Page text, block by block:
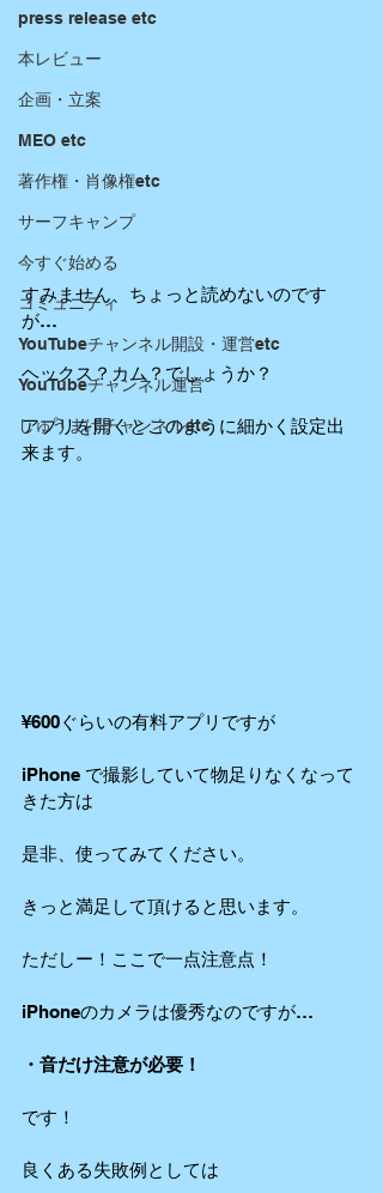
press release etc
本レビュー
企画・立案
MEO etc
著作権・肖像権etc
サーフキャンプ
今すぐ始める
コミュニティ
YouTubeチャンネル開設・運営etc
YouTubeチャンネル運営
しゅうまげチャンネルetc
すみません、ちょっと読めないのです
が…
ヘックス？カム？でしょうか？
アプリを開くとこのように細かく設定出
来ます。
¥600ぐらいの有料アプリですが
iPhone で撮影していて物足りなくなって
きた方は
是非、使ってみてください。
きっと満足して頂けると思います。
ただしー！ここで一点注意点！
iPhoneのカメラは優秀なのですが…
・音だけ注意が必要！
です！
良くある失敗例としては